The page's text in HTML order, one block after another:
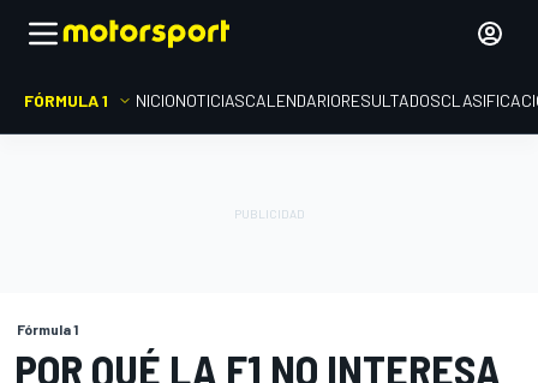
FÓRMULA 1 INICIONOTICIASCALENDARIORESULTADOS
Fórmula 1
POR QUÉ LA F1 NO INTERESA